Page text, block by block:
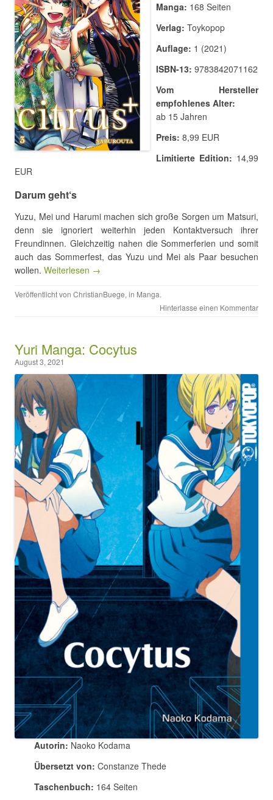
Manga: 168 Seiten
Verlag: Toykopop
Auflage: 1 (2021)
ISBN-13: 9783842071162
Vom Hersteller
empfohlenes Alter:
ab 15 Jahren
Preis: 8,99 EUR
Limitierte Edition: 14,99
EUR
Darum geht‘s
Yuzu, Mei und Harumi machen sich große Sorgen um Matsuri,
denn sie ignoriert weiterhin jeden Kontaktversuch ihrer
Freundinnen. Gleichzeitig nahen die Sommerferien und somit
auch das Sommerfest, das Yuzu und Mei als Paar besuchen
wollen. Weiterlesen →
Veröffentlicht von ChristianBuege, in Manga.
Hinterlasse einen Kommentar
Yuri Manga: Cocytus
August 3, 2021
Autorin: Naoko Kodama
Übersetzt von: Constanze Thede
Taschenbuch: 164 Seiten